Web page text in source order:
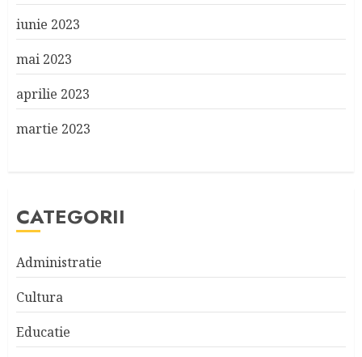
iunie 2023
mai 2023
aprilie 2023
martie 2023
CATEGORII
Administratie
Cultura
Educatie